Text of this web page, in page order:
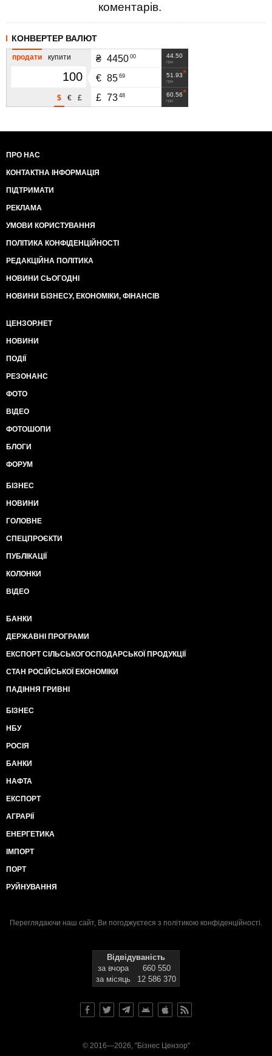
коментарів.
КОНВЕРТЕР ВАЛЮТ
продати купити
£
€
$
44.50
грн
₴ 4450 00
51.93
грн
€ 85 69
60.56
грн
£ 73 48
ПРО НАС
КОНТАКТНА ІНФОРМАЦІЯ
ПІДТРИМАТИ
РЕКЛАМА
УМОВИ КОРИСТУВАННЯ
ПОЛІТИКА КОНФІДЕНЦІЙНОСТІ
РЕДАКЦІЙНА ПОЛІТИКА
НОВИНИ СЬОГОДНІ
НОВИНИ БІЗНЕСУ, ЕКОНОМІКИ, ФІНАНСІВ
ЦЕНЗОР.НЕТ
НОВИНИ
ПОДІЇ
РЕЗОНАНС
ФОТО
ВІДЕО
ФОТОШОПИ
БЛОГИ
ФОРУМ
БІЗНЕС
НОВИНИ
ГОЛОВНЕ
СПЕЦПРОЄКТИ
ПУБЛІКАЦІЇ
КОЛОНКИ
ВІДЕО
БАНКИ
ДЕРЖАВНІ ПРОГРАМИ
ЕКСПОРТ СІЛЬСЬКОГОСПОДАРСЬКОЇ ПРОДУКЦІЇ
СТАН РОСІЙСЬКОЇ ЕКОНОМІКИ
ПАДІННЯ ГРИВНІ
БІЗНЕС
НБУ
РОСІЯ
БАНКИ
НАФТА
ЕКСПОРТ
АГРАРІЇ
ЕНЕРГЕТИКА
ІМПОРТ
ПОРТ
РУЙНУВАННЯ
Переглядаючи наш сайт, Ви погоджуєтеся з політикою конфіденційності.
Відвідуваність
за вчора
660 550
за місяць
12 586 370
© 2016—2026, "Бізнес Цензор"